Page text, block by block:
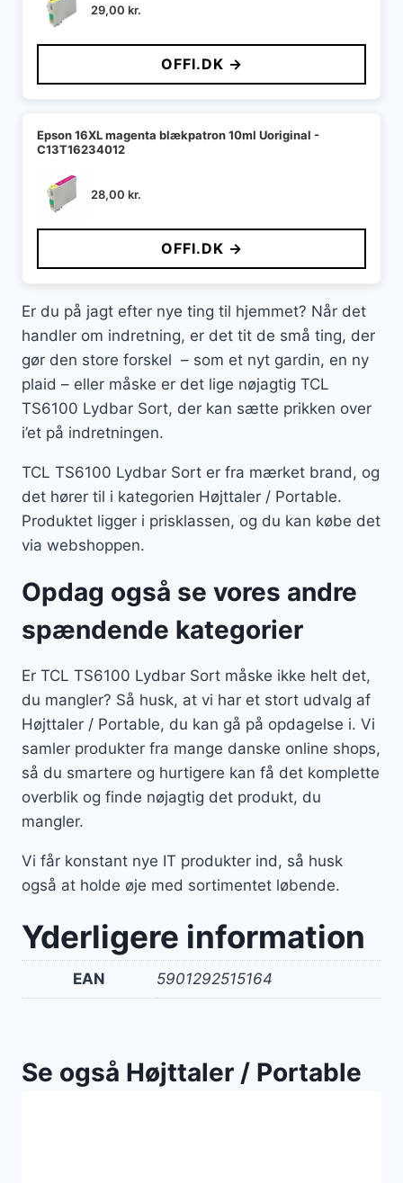
29,00 kr.
OFFI.DK →
Epson 16XL magenta blækpatron 10ml Uoriginal -
C13T16234012
28,00 kr.
OFFI.DK →
Er du på jagt efter nye ting til hjemmet? Når det
handler om indretning, er det tit de små ting, der
gør den store forskel – som et nyt gardin, en ny
plaid – eller måske er det lige nøjagtig TCL
TS6100 Lydbar Sort, der kan sætte prikken over
i’et på indretningen.
TCL TS6100 Lydbar Sort er fra mærket brand, og
det hører til i kategorien Højttaler / Portable.
Produktet ligger i prisklassen, og du kan købe det
via webshoppen.
Opdag også se vores andre
spændende kategorier
Er TCL TS6100 Lydbar Sort måske ikke helt det,
du mangler? Så husk, at vi har et stort udvalg af
Højttaler / Portable, du kan gå på opdagelse i. Vi
samler produkter fra mange danske online shops,
så du smartere og hurtigere kan få det komplette
overblik og finde nøjagtig det produkt, du
mangler.
Vi får konstant nye IT produkter ind, så husk
også at holde øje med sortimentet løbende.
Yderligere information
EAN 5901292515164
Se også Højttaler / Portable